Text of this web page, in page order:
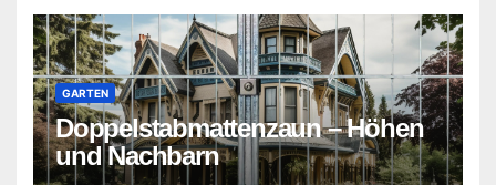
GARTEN
Doppelstabmattenzaun – Höhen
und Nachbarn